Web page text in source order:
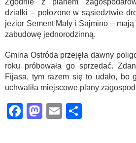
działki – położone w sąsiedztwie
jezior Sement Mały i Sajmino –
zabudowę jednorodzinną.
Gmina Ostróda przejęła dawny
roku próbowała go sprzedać.
Fijasa, tym razem się to udało, bo
uchwaliła miejscowe plany
Facebook
Mastodon
Email